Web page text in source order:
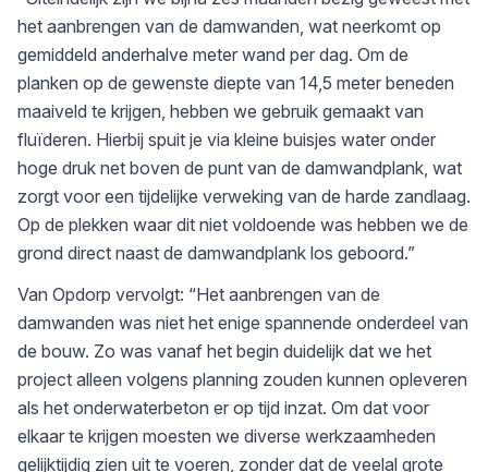
het aanbrengen van de damwanden, wat neerkomt op
gemiddeld anderhalve meter wand per dag. Om de
planken op de gewenste diepte van 14,5 meter beneden
maaiveld te krijgen, hebben we gebruik gemaakt van
fluïderen. Hierbij spuit je via kleine buisjes water onder
hoge druk net boven de punt van de damwandplank, wat
zorgt voor een tijdelijke verweking van de harde zandlaag.
Op de plekken waar dit niet voldoende was hebben we de
grond direct naast de damwandplank los geboord.”
Van Opdorp vervolgt: “Het aanbrengen van de
damwanden was niet het enige spannende onderdeel van
de bouw. Zo was vanaf het begin duidelijk dat we het
project alleen volgens planning zouden kunnen opleveren
als het onderwaterbeton er op tijd inzat. Om dat voor
elkaar te krijgen moesten we diverse werkzaamheden
gelijktijdig zien uit te voeren, zonder dat de veelal grote